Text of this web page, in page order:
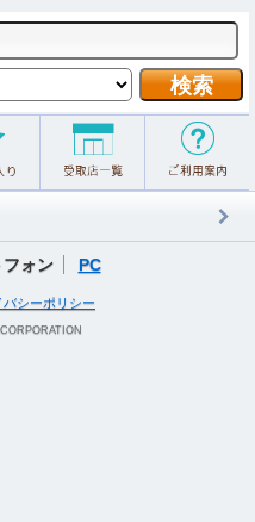
フォン PC
バシーポリシー